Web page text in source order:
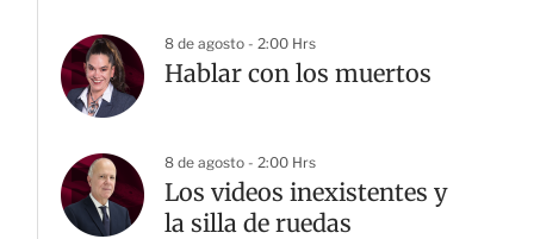
8 de agosto - 2:00 Hrs
Hablar con los muertos
8 de agosto - 2:00 Hrs
Los videos inexistentes y
la silla de ruedas